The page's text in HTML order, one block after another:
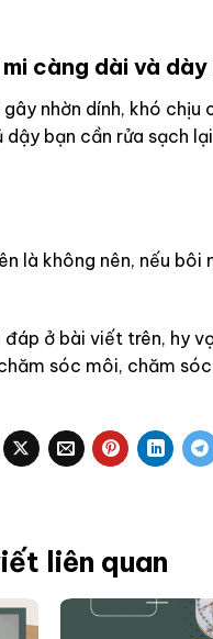
càng dài và
nhờn dính, khó
bạn cần rửa sạch
là không nên, nếu
ở bài viết trên, hy
sóc môi, chăm
liên quan